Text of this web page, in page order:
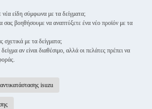
είδη σύμφωνα με τα δείγματα;
βοηθήσουμε να αναπτύξετε ένα νέο προϊόν με τα
σχετικά με τα δείγματα;
αν είναι διαθέσιμο, αλλά οι πελάτες πρέπει να
isuzu